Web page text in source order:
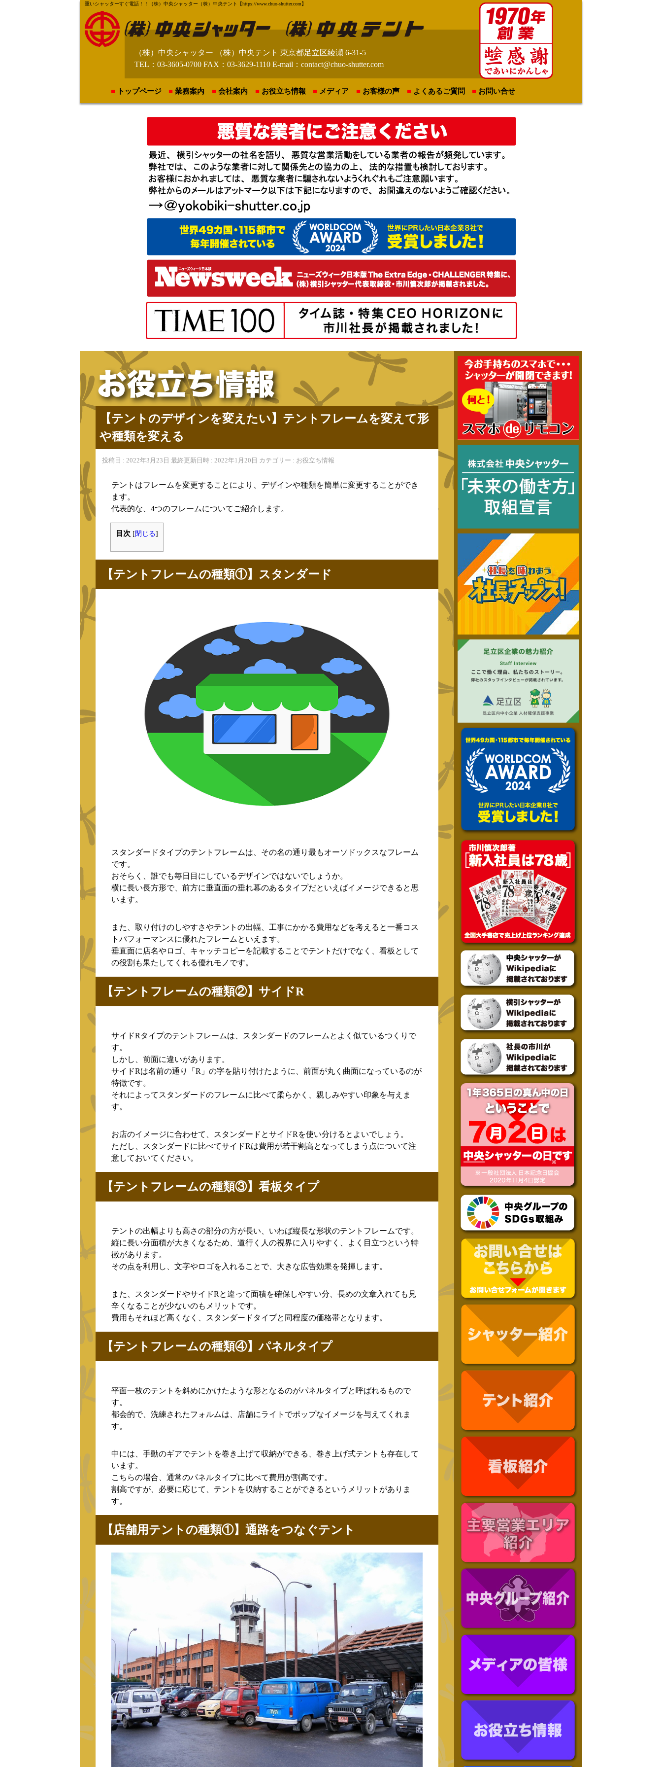
重いシャッターすぐ電話！！（株）中央シャッター（株）中央テント【https://www.chuo-shutter.com】
（株）中央シャッター （株）中央テント 東京都足立区綾瀬 6-31-5
TEL：03-3605-0700 FAX：03-3629-1110 E-mail：contact@chuo-shutter.com
トップページ 業務案内 会社案内 お役立ち情報 メディア お客様の声 よくあるご質問 お問い合せ
【テントのデザインを変えたい】テントフレームを変えて形
や種類を変える
投稿日 : 2022年3月23日 最終更新日時 : 2022年1月20日 カテゴリー : お役立ち情報
テントはフレームを変更することにより、デザインや種類を簡単に変更することができ
ます。
代表的な、4つのフレームについてご紹介します。
目次 [閉じる]
【テントフレームの種類①】スタンダード
スタンダードタイプのテントフレームは、その名の通り最もオーソドックスなフレーム
です。
おそらく、誰でも毎日目にしているデザインではないでしょうか。
横に長い長方形で、前方に垂直面の垂れ幕のあるタイプだといえばイメージできると思
います。
また、取り付けのしやすさやテントの出幅、工事にかかる費用などを考えると一番コス
トパフォーマンスに優れたフレームといえます。
垂直面に店名やロゴ、キャッチコピーを記載することでテントだけでなく、看板として
の役割も果たしてくれる優れモノです。
【テントフレームの種類②】サイドR
サイドRタイプのテントフレームは、スタンダードのフレームとよく似ているつくりで
す。
しかし、前面に違いがあります。
サイドRは名前の通り「R」の字を貼り付けたように、前面が丸く曲面になっているのが
特徴です。
それによってスタンダードのフレームに比べて柔らかく、親しみやすい印象を与えま
す。
お店のイメージに合わせて、スタンダードとサイドRを使い分けるとよいでしょう。
ただし、スタンダードに比べてサイドRは費用が若干割高となってしまう点について注
意しておいてください。
【テントフレームの種類③】看板タイプ
テントの出幅よりも高さの部分の方が長い、いわば縦長な形状のテントフレームです。
縦に長い分面積が大きくなるため、道行く人の視界に入りやすく、よく目立つという特
徴があります。
その点を利用し、文字やロゴを入れることで、大きな広告効果を発揮します。
また、スタンダードやサイドRと違って面積を確保しやすい分、長めの文章入れても見
辛くなることが少ないのもメリットです。
費用もそれほど高くなく、スタンダードタイプと同程度の価格帯となります。
【テントフレームの種類④】パネルタイプ
平面一枚のテントを斜めにかけたような形となるのがパネルタイプと呼ばれるもので
す。
都会的で、洗練されたフォルムは、店舗にライトでポップなイメージを与えてくれま
す。
中には、手動のギアでテントを巻き上げて収納ができる、巻き上げ式テントも存在して
います。
こちらの場合、通常のパネルタイプに比べて費用が割高です。
割高ですが、必要に応じて、テントを収納することができるというメリットがありま
す。
【店舗用テントの種類①】通路をつなぐテント